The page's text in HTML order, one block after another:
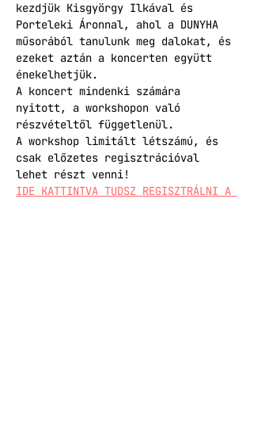
kezdjük Kisgyörgy Ilkával és
Porteleki Áronnal, ahol a DUNYHA
műsorából tanulunk meg dalokat, és
ezeket aztán a koncerten együtt
énekelhetjük.
A koncert mindenki számára
nyitott, a workshopon való
részvételtől függetlenül.
A workshop limitált létszámú, és
csak előzetes regisztrációval
lehet részt venni!
IDE KATTINTVA TUDSZ REGISZTRÁLNI A